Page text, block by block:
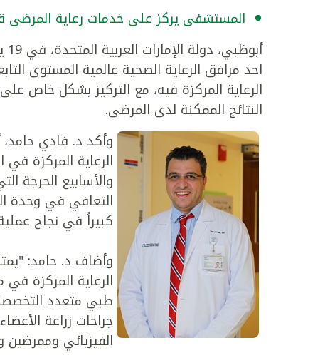
المستشفى يركز على خدمات رعاية المرضى
احد مرافق الرعاية الصحية عالمية المستوى
الرعاية المركزة فيه، مع التركيز بشكل خاص
النتائج الممكنة لدى المرضى.
وأكد د. فادي حامد،
الرعاية المركزة
والأسابيع الحرجة
التعافي في وحدة
كبيراً في نجاح
وأضاف د. حامد:
طبي متعدد
جراحات زراعة
الفيزيائي